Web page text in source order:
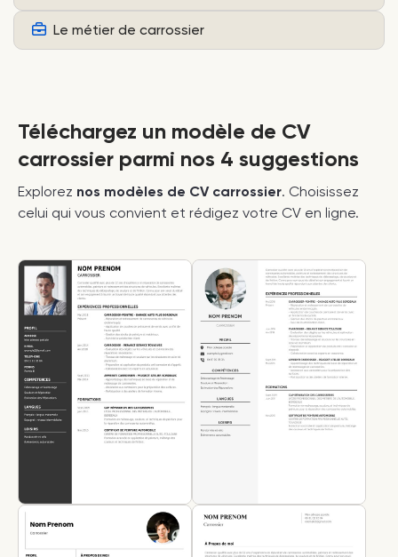
Le métier de carrossier
Téléchargez un modèle de CV
carrossier parmi nos 4 suggestions
Explorez nos modèles de CV carrossier. Choisissez
celui qui vous convient et rédigez votre CV en ligne.